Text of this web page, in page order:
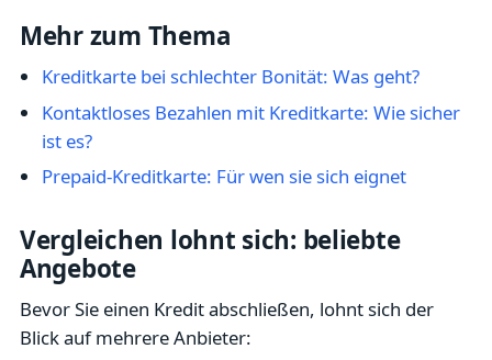
Mehr zum Thema
Kreditkarte bei schlechter Bonität: Was geht?
Kontaktloses Bezahlen mit Kreditkarte: Wie sicher
ist es?
Prepaid-Kreditkarte: Für wen sie sich eignet
Vergleichen lohnt sich: beliebte
Angebote
Bevor Sie einen Kredit abschließen, lohnt sich der
Blick auf mehrere Anbieter: